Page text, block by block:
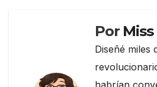
Por
Diseñé miles
habrían